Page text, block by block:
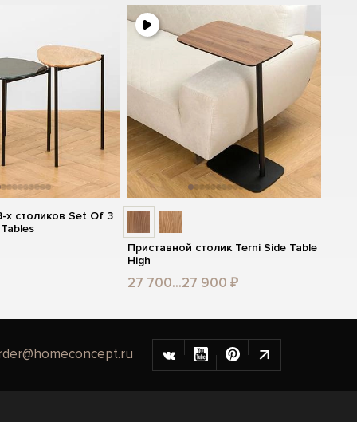
х столиков Set Of 3
Приставной столик Terni Side Table
High
27 700...27 900 ₽